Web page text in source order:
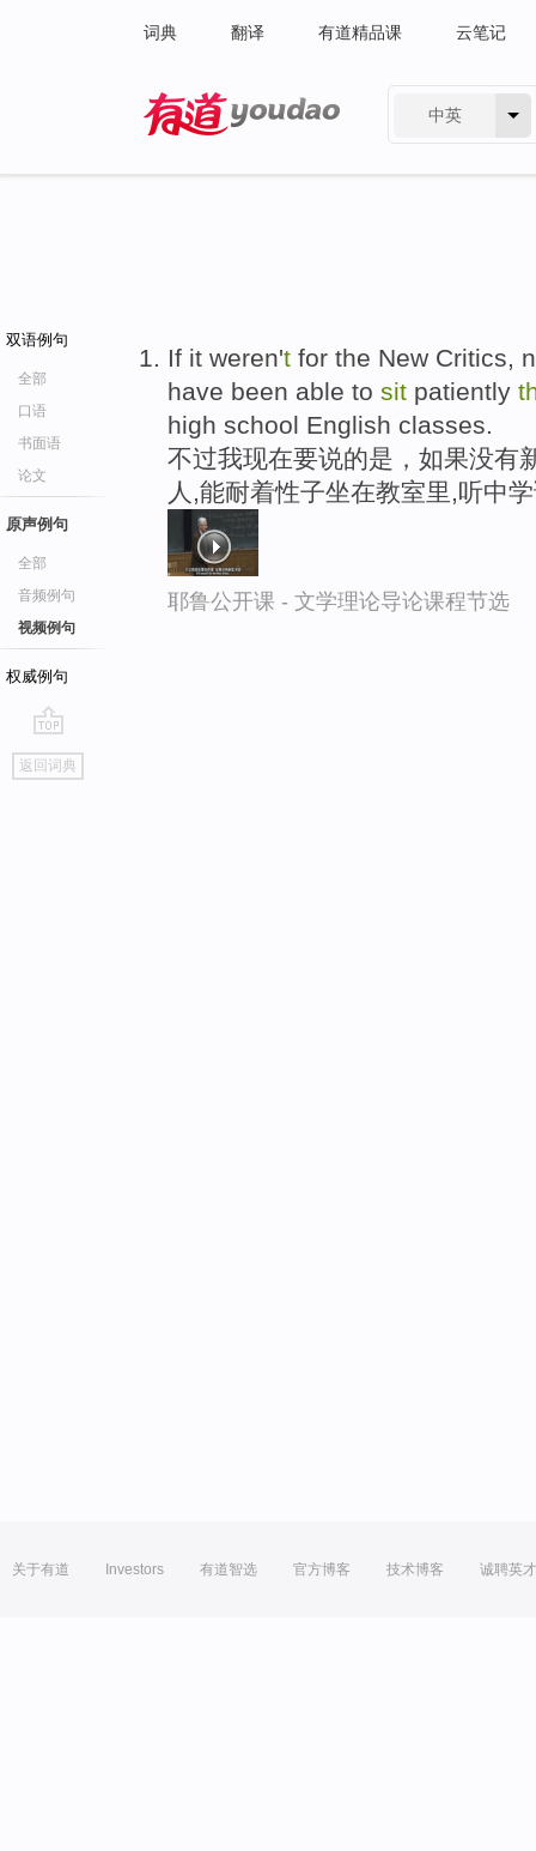
词典 翻译 有道精品课 云笔记
中英
双语例句
全部
口语
书面语
论文
原声例句
全部
音频例句
视频例句
权威例句
go
top
返回词典
If it weren't for the New Critics,
have been able to sit patiently
high school English classes.
不过我现在要说的是，如果没有
人,能耐着性子坐在教室里,听中
耶鲁公开课 - 文学理论导论课程节选
关于有道 Investors 有道智选 官方博客 技术博客 诚聘英才